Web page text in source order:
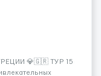
💎🇬🇷 ТУР 15